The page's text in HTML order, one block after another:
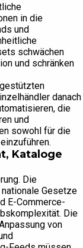
in die
und
schwächen
und schränken
danach
die
und
sowohl für die
Kataloge
Die
nationale Gesetze
E-Commerce-
Die
von